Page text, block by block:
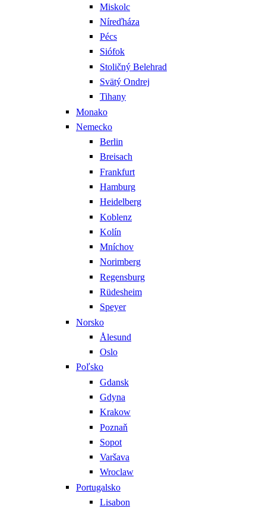
Miskolc
Níreďháza
Pécs
Siófok
Stoličný Belehrad
Svätý Ondrej
Tihany
Monako
Nemecko
Berlin
Breisach
Frankfurt
Hamburg
Heidelberg
Koblenz
Kolín
Mníchov
Norimberg
Regensburg
Rüdesheim
Speyer
Norsko
Ålesund
Oslo
Poľsko
Gdansk
Gdyna
Krakow
Poznaň
Sopot
Varšava
Wroclaw
Portugalsko
Lisabon